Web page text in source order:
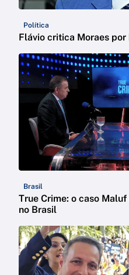
Política
Flávio critica Moraes
Brasil
True Crime: o caso
no Brasil